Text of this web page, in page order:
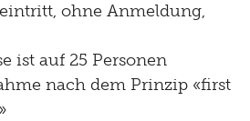
ohne Anmeldung,
ist auf 25 Personen
nach dem Prinzip «first